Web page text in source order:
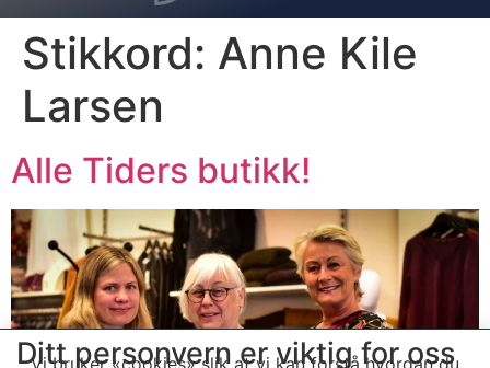
Stikkord: Anne Kile
Larsen
Alle Tiders butikk!
Ditt personvern er viktig for oss
Vi bruker «cookies» slik at vi kan forstå hvordan du